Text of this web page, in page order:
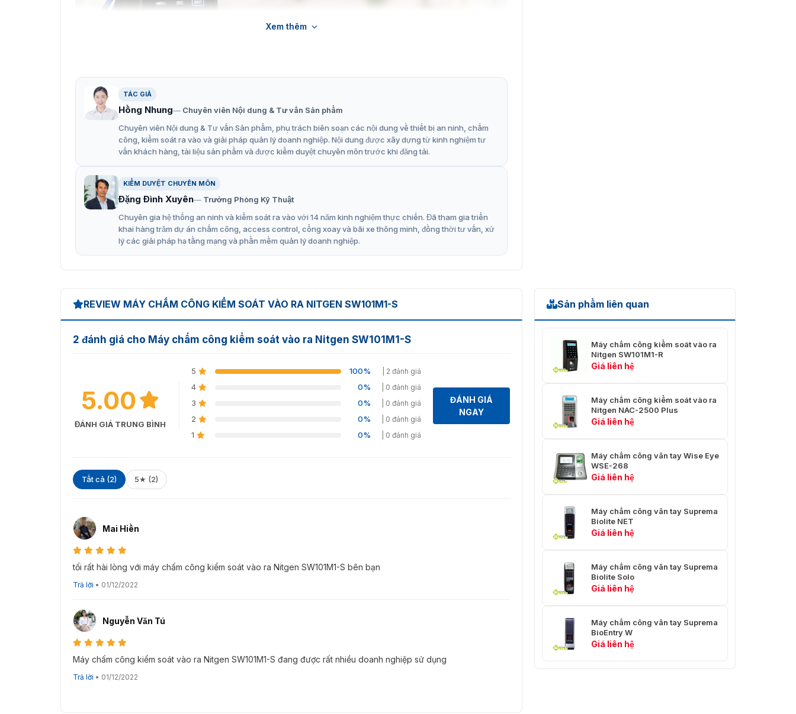
Mẫu máy chấm công Ronald Jack Nitgen SW101M1-S
Tính năng chính của máy chấm công vân tay Nitgen SW101M1-S
Các tính năng vượt trội của model
cho các công ty, doanh nghiệp có thể kể đến như:
Kết nối máy tính qua cổng mạng LAN TCP/IP, Wiegand Out (24/32bit) để chấm công và kiểm soát
CPU 32-bit / 200MHz , 8MB DRAM + 8MB Flash.
Tốc độ nhận diện vân tay nhanh ~ 1s
Relay điều khiển được các loại khóa điện.
Công nghệ chống thấm nước chuẩn IP65.
Chứng nhận tiêu chuẩn quốc tế : CE, FCC.
Xem thêm
TÁC GIẢ
Hồng Nhung
Chuyên viên Nội dung & Tư vấn Sản phẩm
Chuyên viên Nội dung & Tư vấn Sản phẩm, phụ trách biên soạn các nội dung về thiết bị an ninh, chấm
công, kiểm soát ra vào và giải pháp quản lý doanh nghiệp. Nội dung được xây dựng từ kinh nghiệm tư
vấn khách hàng, tài liệu sản phẩm và được kiểm duyệt chuyên môn trước khi đăng tải.
KIỂM DUYỆT CHUYÊN MÔN
Đặng Đình Xuyên
Trưởng Phòng Kỹ Thuật
Chuyên gia hệ thống an ninh và kiểm soát ra vào với 14 năm kinh nghiệm thực chiến. Đã tham gia triển
khai hàng trăm dự án chấm công, access control, cổng xoay và bãi xe thông minh, đồng thời tư vấn, xử
lý các giải pháp hạ tầng mạng và phần mềm quản lý doanh nghiệp.
REVIEW MÁY CHẤM CÔNG KIỂM SOÁT VÀO RA NITGEN SW101M1-S
2 đánh giá cho Máy chấm công kiểm soát vào ra Nitgen SW101M1-S
5.00
ĐÁNH GIÁ TRUNG BÌNH
5 100% | 2 đánh giá
4 0% | 0 đánh giá
3 0% | 0 đánh giá
2 0% | 0 đánh giá
1 0% | 0 đánh giá
ĐÁNH GIÁ
NGAY
Tất cả (2) 5★ (2)
Mai Hiền
tối rất hài lòng với máy chấm công kiểm soát vào ra Nitgen SW101M1-S bên bạn
Trả lời • 01/12/2022
Nguyễn Văn Tú
Máy chấm công kiểm soát vào ra Nitgen SW101M1-S đang được rất nhiều doanh nghiệp sử dụng
Trả lời • 01/12/2022
Sản phẩm liên quan
Máy chấm công kiểm soát vào ra
Nitgen SW101M1-R
Giá liên hệ
Máy chấm công kiểm soát vào ra
Nitgen NAC-2500 Plus
Giá liên hệ
Máy chấm công vân tay Wise Eye
WSE-268
Giá liên hệ
Máy chấm công vân tay Suprema
Biolite NET
Giá liên hệ
Máy chấm công vân tay Suprema
Biolite Solo
Giá liên hệ
Máy chấm công vân tay Suprema
BioEntry W
Giá liên hệ